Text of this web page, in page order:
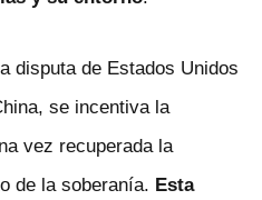
disputa de Estados Unidos
se incentiva la
vez recuperada la
de la soberanía. Esta